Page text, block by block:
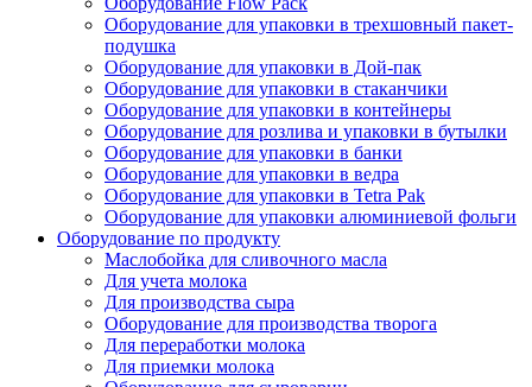
Оборудование для упаковки в трехшовный пакет-
подушка
Оборудование для упаковки в Дой-пак
Оборудование для упаковки в стаканчики
Оборудование для упаковки в контейнеры
Оборудование для розлива и упаковки в бутылки
Оборудование для упаковки в банки
Оборудование для упаковки в ведра
Оборудование для упаковки в Tetra Pak
Оборудование для упаковки алюминиевой фольги
Оборудование по продукту
Маслобойка для сливочного масла
Для учета молока
Для производства сыра
Оборудование для производства творога
Для переработки молока
Для приемки молока